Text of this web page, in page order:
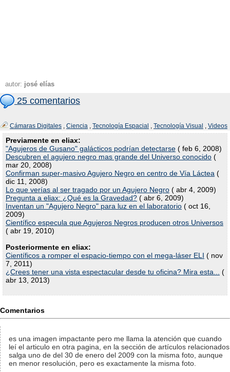
autor: josé elías
25 comentarios
Cámaras Digitales , Ciencia , Tecnología Espacial , Tecnología Visual , Videos
Previamente en eliax:
"Agujeros de Gusano" galácticos podrían detectarse ( feb 6, 2008)
Descubren el agujero negro mas grande del Universo conocido (
mar 20, 2008)
Confirman super-masivo Agujero Negro en centro de Vía Láctea (
dic 11, 2008)
Lo que verías al ser tragado por un Agujero Negro ( abr 4, 2009)
Pregunta a eliax: ¿Qué es la Gravedad? ( abr 6, 2009)
Inventan un "Agujero Negro" para luz en el laboratorio ( oct 16,
2009)
Científico especula que Agujeros Negros producen otros Universos
( abr 19, 2010)
Posteriormente en eliax:
Científicos a romper el espacio-tiempo con el mega-láser ELI ( nov
7, 2011)
¿Crees tener una vista espectacular desde tu oficina? Mira esta...
(
abr 13, 2013)
Comentarios
es una imagen impactante pero me llama la atención que cuando
leí el articulo en otra pagina, en la sección de artículos relacionados
salga uno de del 30 de enero del 2009 con la misma foto, aunque
en menor resolución, pero es exactamente la misma foto.